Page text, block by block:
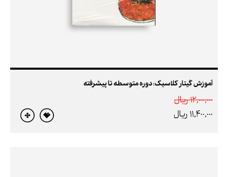
آموزش گیتار کلاسیک: دوره متوسطه تا پیشرفته
12,000,000 ريال
11,400,000 ريال